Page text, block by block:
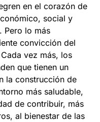
en el corazón de
social y
Pero lo más
convicción del
vez más, los
que tienen un
la construcción de
más saludable,
de contribuir, más
al bienestar de las